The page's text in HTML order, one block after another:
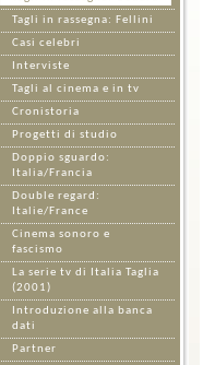
Tagli in rassegna: Fellini
Casi celebri
Interviste
Tagli al cinema e in tv
Cronistoria
Progetti di studio
Doppio sguardo:
Italia/Francia
Double regard:
Italie/France
Cinema sonoro e
fascismo
La serie tv di Italia Taglia
(2001)
Introduzione alla banca
dati
Partner